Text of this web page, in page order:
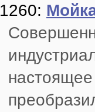
1260: